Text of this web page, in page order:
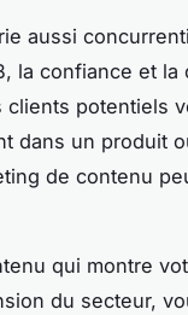
aussi
la confiance et la
clients potentiels
dans un produit
de contenu
qui montre
du secteur,